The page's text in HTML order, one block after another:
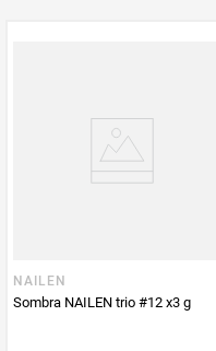
Producto (kg)
NAILEN
Sombra NAILEN trio #12 x3 g